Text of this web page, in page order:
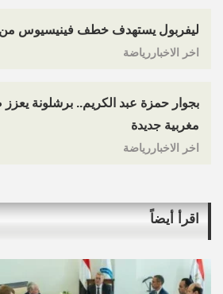
ليفربول يستهدف خطف فينيسيوس من
اخر الاخباررياضة
بجوار حمزة عبد الكريم.. برشلونة
مغربية جديدة
اخر الاخباررياضة
اقرأ أيضاً